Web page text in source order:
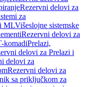
Rezervni delovi za
za
MLVišeslojne sistemske
Rezervni delovi za
komadiPrelazi,
delovi za Prelazi i
delovi za
Rezervni delovi za
sa priključkom za